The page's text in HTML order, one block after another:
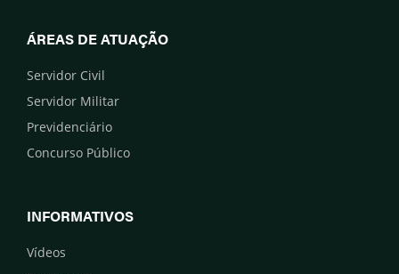
ÁREAS DE ATUAÇÃO
Servidor Civil
Servidor Militar
Previdenciário
Concurso Público
INFORMATIVOS
Vídeos